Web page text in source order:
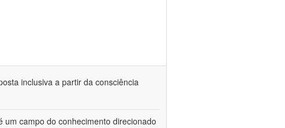
inclusiva a partir da consciência
campo do conhecimento direcionado